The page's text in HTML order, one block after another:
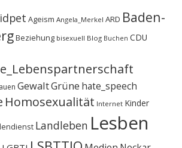
Ageism Angela_Merkel ARD Baden-
Beziehung bisexuell Blog Buchen CDU
GewaltGrüne hate_speech
Homosexualität Internet Kinder
Landleben Lesben